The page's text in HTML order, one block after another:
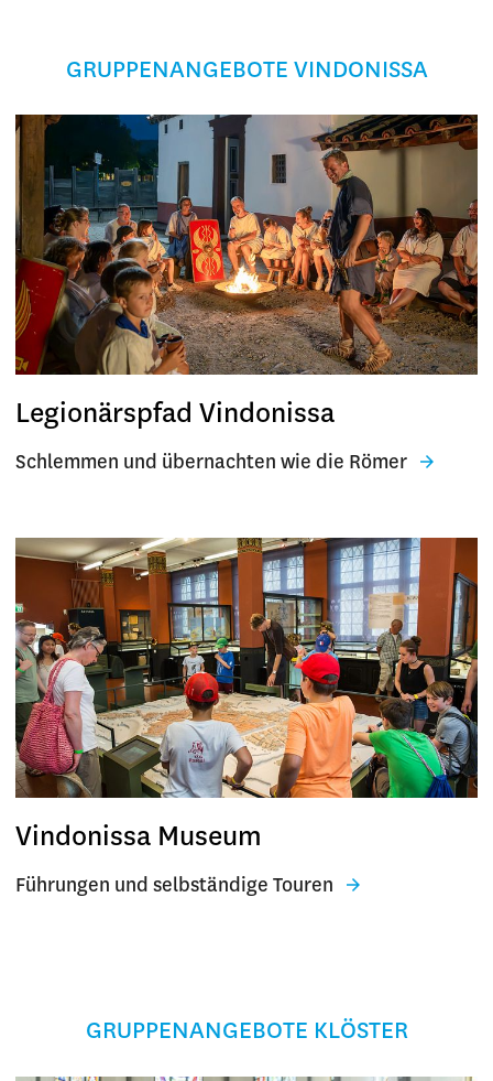
GRUPPENANGEBOTE VINDONISSA
Legionärspfad Vindonissa
Schlemmen und übernachten wie die Römer
Vindonissa Museum
Führungen und selbständige Touren
GRUPPENANGEBOTE KLÖSTER